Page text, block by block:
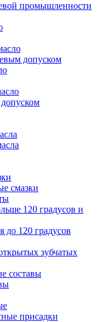
промышленности
допуском
смазки
120 градусов и
до 120 градусов
зубчатых
составы
присадки